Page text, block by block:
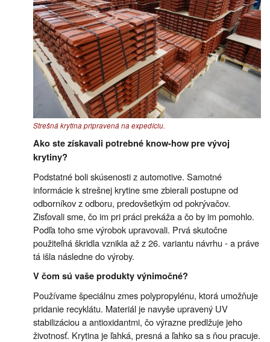
Strešná krytina pripravená na expedíciu.
Ako ste získavali potrebné know-how pre vývoj
krytiny?
Podstatné boli skúsenosti z automotive. Samotné
informácie k strešnej krytine sme zbierali postupne od
odborníkov z odboru, predovšetkým od pokrývačov.
Zisťovali sme, čo im pri práci prekáža a čo by im pomohlo.
Podľa toho sme výrobok upravovali. Prvá skutočne
použiteľná škridla vznikla až z 26. variantu návrhu - a práve
tá išla následne do výroby.
V čom sú vaše produkty výnimočné?
Používame špeciálnu zmes polypropylénu, ktorá umožňuje
pridanie recyklátu. Materiál je navyše upravený UV
stabilizáciou a antioxidantmi, čo výrazne predlžuje jeho
životnosť. Krytina je ľahká, presná a ľahko sa s ňou pracuje.